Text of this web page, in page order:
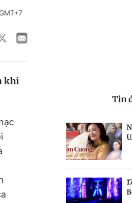
khi